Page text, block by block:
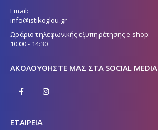
Email:
info@istikoglou.gr
Ωράριο τηλεφωνικής εξυπηρέτησης e-shop:
10:00 - 14:30
ΑΚΟΛΟΥΘΉΣΤΕ ΜΑΣ ΣΤΑ SOCIAL MEDIA
ΕΤΑΙΡΕΙΑ